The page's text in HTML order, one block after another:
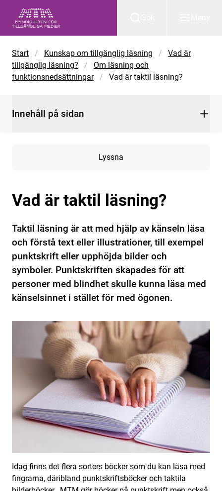
Start / Kunskap om tillgänglig läsning /
Vad är
tillgänglig läsning?
/
Om läsning och
funktionsnedsättningar
/ Vad är taktil läsning?
Lyssna
Vad är taktil läsning?
Taktil läsning är att med hjälp av känseln läsa
och förstå text eller illustrationer, till exempel
punktskrift eller upphöjda bilder och
symboler. Punktskriften skapades för att
personer med blindhet skulle kunna läsa med
känselsinnet i stället för med ögonen.
Idag finns det flera sorters böcker som du kan läsa med
fingrarna, däribland punktskriftsböcker och taktila
Innehåll på sidan